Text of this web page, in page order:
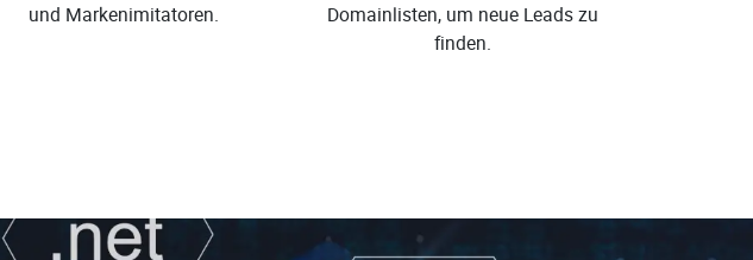
und Markenimitatoren.
Domainlisten, um neue Leads zu
finden.